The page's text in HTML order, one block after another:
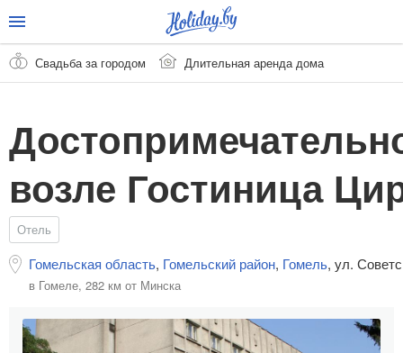
Свадьба за городом Длительная аренда дома
возле Гостиница
Отель
Гомельская область, Гомельский район, Гомель, ул.
в Гомеле, 282 км от Минска